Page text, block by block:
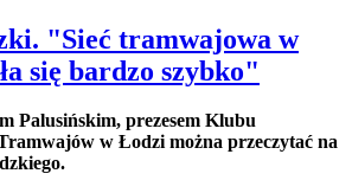
"Sieć tramwajowa w
się bardzo szybko"
Palusińskim, prezesem Klubu
w Łodzi można przeczytać na